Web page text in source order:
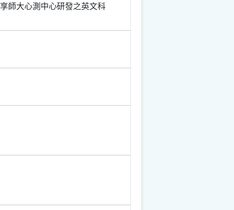
師大心測中心研發之英文科